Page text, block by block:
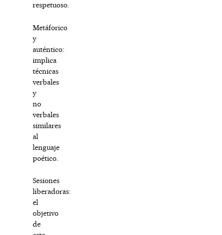
respetuoso.
Metáforico
y
auténtico:
implica
técnicas
verbales
y
no
verbales
similares
al
lenguaje
poético.
Sesiones
liberadoras:
el
objetivo
de